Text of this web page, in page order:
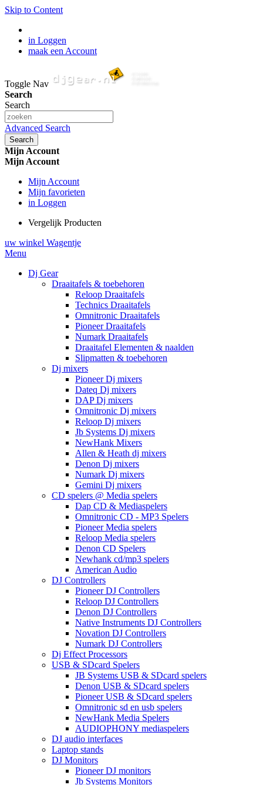
Skip to Content
in Loggen
maak een Account
Toggle Nav
Search
Search
Advanced Search
Search
Mijn Account
Mijn Account
Mijn Account
Mijn favorieten
in Loggen
Vergelijk Producten
uw winkel Wagentje
Menu
Dj Gear
Draaitafels & toebehoren
Reloop Draaitafels
Technics Draaitafels
Omnitronic Draaitafels
Pioneer Draaitafels
Numark Draaitafels
Draaitafel Elementen & naalden
Slipmatten & toebehoren
Dj mixers
Pioneer Dj mixers
Dateq Dj mixers
DAP Dj mixers
Omnitronic Dj mixers
Reloop Dj mixers
Jb Systems Dj mixers
NewHank Mixers
Allen & Heath dj mixers
Denon Dj mixers
Numark Dj mixers
Gemini Dj mixers
CD spelers @ Media spelers
Dap CD & Mediaspelers
Omnitronic CD - MP3 Spelers
Pioneer Media spelers
Reloop Media spelers
Denon CD Spelers
Newhank cd/mp3 spelers
American Audio
DJ Controllers
Pioneer DJ Controllers
Reloop DJ Controllers
Denon DJ Controllers
Native Instruments DJ Controllers
Novation DJ Controllers
Numark DJ Controllers
Dj Effect Processors
USB & SDcard Spelers
JB Systems USB & SDcard spelers
Denon USB & SDcard spelers
Pioneer USB & SDcard spelers
Omnitronic sd en usb spelers
NewHank Media Spelers
AUDIOPHONY mediaspelers
DJ audio interfaces
Laptop stands
DJ Monitors
Pioneer DJ monitors
Jb Systems Monitors